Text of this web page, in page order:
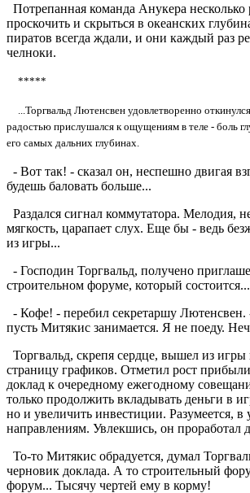
Потрепанная команда Анукера несколько
проскочить и скрыться в океанских
пиратов всегда ждали, и они каждый раз
челноки.
*****
...Торгвальд Лютенсвен удовлетворенно
радостью прислушался к ощущениям в теле - боль
его самых дальних глубинах.
- Вот так! - сказал он, неспешно двигая
будешь баловать больше...
Раздался сигнал коммутатора. Мелодия,
мягкость, царапает слух. Еще бы - ведь
из игры...
- Господин Торгвальд, получено
строительном форуме, который состоится...
- Кофе! - перебил секретаршу Лютенсвен.
пусть Митякис занимается. Я не поеду.
Торгвальд, скрепя сердце, вышел из игры
страницу графиков. Отметил рост
доклад к очередному ежегодному
только продолжить вкладывать деньги в
но и увеличить инвестиции. Разумеется,
направлениям. Увлекшись, он проработал
То-то Митякис обрадуется, думал
черновик доклада. А то строительный
форум... Тысячу чертей ему в корму!